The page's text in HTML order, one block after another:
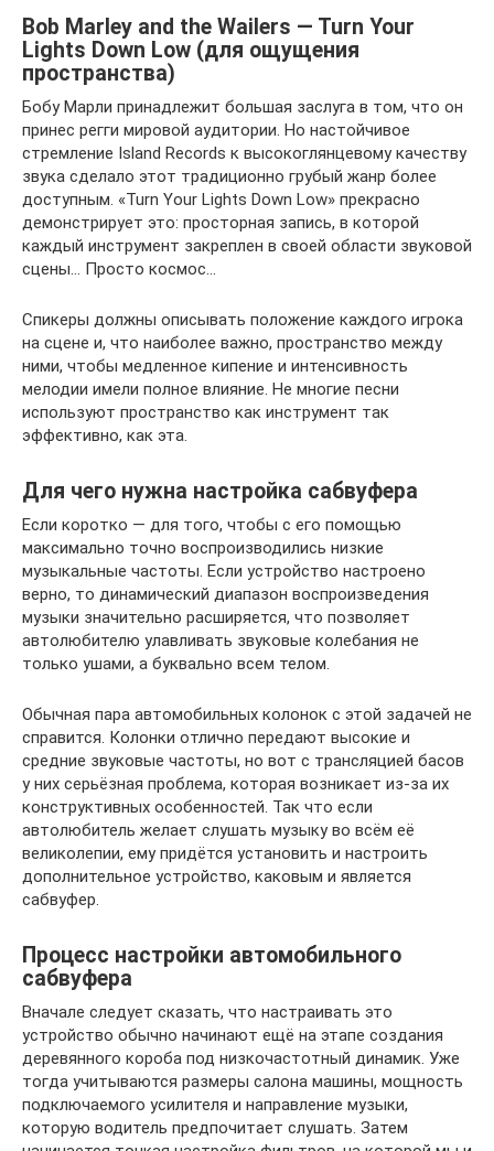
Bob Marley and the Wailers — Turn Your
Lights Down Low (для ощущения
пространства)
Бобу Марли принадлежит большая заслуга в том, что он
принес регги мировой аудитории. Но настойчивое
стремление Island Records к высокоглянцевому качеству
звука сделало этот традиционно грубый жанр более
доступным. «Turn Your Lights Down Low» прекрасно
демонстрирует это: просторная запись, в которой
каждый инструмент закреплен в своей области звуковой
сцены… Просто космос…
Спикеры должны описывать положение каждого игрока
на сцене и, что наиболее важно, пространство между
ними, чтобы медленное кипение и интенсивность
мелодии имели полное влияние. Не многие песни
используют пространство как инструмент так
эффективно, как эта.
Для чего нужна настройка сабвуфера
Если коротко — для того, чтобы с его помощью
максимально точно воспроизводились низкие
музыкальные частоты. Если устройство настроено
верно, то динамический диапазон воспроизведения
музыки значительно расширяется, что позволяет
автолюбителю улавливать звуковые колебания не
только ушами, а буквально всем телом.
Обычная пара автомобильных колонок с этой задачей не
справится. Колонки отлично передают высокие и
средние звуковые частоты, но вот с трансляцией басов
у них серьёзная проблема, которая возникает из-за их
конструктивных особенностей. Так что если
автолюбитель желает слушать музыку во всём её
великолепии, ему придётся установить и настроить
дополнительное устройство, каковым и является
сабвуфер.
Процесс настройки автомобильного
сабвуфера
Вначале следует сказать, что настраивать это
устройство обычно начинают ещё на этапе создания
деревянного короба под низкочастотный динамик. Уже
тогда учитываются размеры салона машины, мощность
подключаемого усилителя и направление музыки,
которую водитель предпочитает слушать. Затем